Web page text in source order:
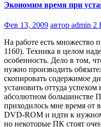
Экономим время при
Фев 13, 2009 автор admin 2
На работе есть множество
1160). Техника в целом
особенность. Дело в том,
нужно производить
скопировать содержимое
установить оттуда
абсолютном большинстве
приходилось мне время от
DVD-ROM и идти к
но некоторые ПК стоят